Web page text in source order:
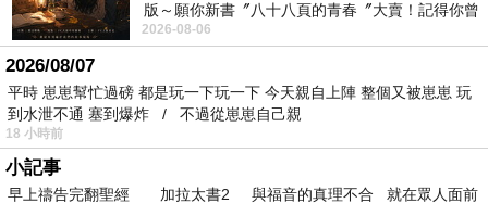
叫好，但我始終有著看「胡鬧劇」的感覺，情緒一直無法
投入，加上電影結尾的翻轉，又跟1997年的某部片實在太
像，使得我抱著一點點小期待入場，帶著不如預期的失望
離場。
只能說，《特約經紀公司》演完時，獲得兩次觀眾鼓掌致
版～願你新書〞八十八頁的青春〞大賣！記得你曾
經在我的版留言…「好讚的圖^^感覺大家
2026-08-06
2026/08/07
平時 崽崽幫忙過磅 都是玩一下玩一下 今天親自上陣 整個又被崽崽 玩
到水泄不通 塞到爆炸 / 不過從崽崽自己親
18 小時前
小記事
早上禱告完翻聖經 加拉太書2 與福音的真理不合 就在眾人面前